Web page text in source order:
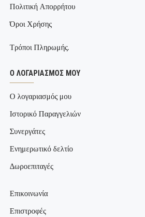
Πολιτική Απορρήτου
Όροι Χρήσης
Τρόποι Πληρωμής.
Ο ΛΟΓΑΡΙΑΣΜΌΣ ΜΟΥ
Ο λογαριασμός μου
Ιστορικό Παραγγελιών
Συνεργάτες
Ενημερωτικό δελτίο
Δωροεπιταγές
Επικοινωνία
Επιστροφές